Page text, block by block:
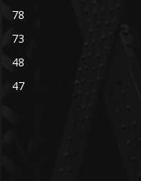
78
73
48
47